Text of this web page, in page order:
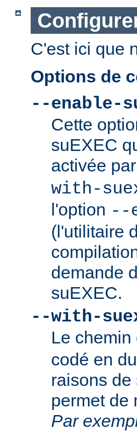
C'est ici que
Options de
--enable-
Cette
suEXEC
activée
with-
l'option --
(l'utilitaire
demande
suEXEC.
--with-
Le
codé en
raisons
permet de
Par